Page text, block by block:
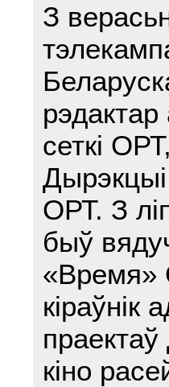
З
сеткі
ОРТ. З
быў
«Время»
кіно